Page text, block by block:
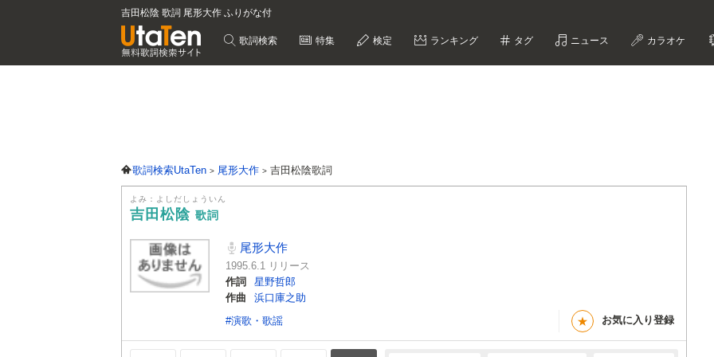
吉田松陰 歌詞 尾形大作 ふりがな付
歌詞検索 特集 検定 ランキング タグ ニュース カラオケ
歌詞検索UtaTen 尾形大作 吉田松陰歌詞
よみ：よしだしょういん
吉田松陰 歌詞
尾形大作
1995.6.1 リリース
作詞
星野哲郎
作曲
浜口庫之助
#演歌・歌謡
★ お気に入り登録